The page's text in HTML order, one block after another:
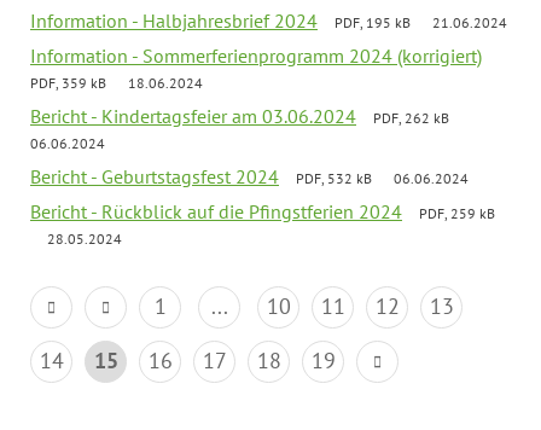
Information - Halbjahresbrief 2024 PDF, 195 kB 21.06.2024
Information - Sommerferienprogramm 2024 (korrigiert)
PDF, 359 kB 18.06.2024
Bericht - Kindertagsfeier am 03.06.2024
PDF, 262 kB
06.06.2024
Bericht - Geburtstagsfest 2024 PDF, 532 kB 06.06.2024
Bericht - Rückblick auf die Pfingstferien 2024
PDF, 259 kB
28.05.2024
1 ... 10 11 12
13
14
15 16 17 18 19